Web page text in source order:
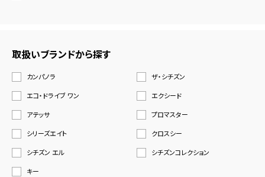
取扱いブランドから探す
カンパノラ
ザ・シチズン
エコ・ドライブ ワン
エクシード
アテッサ
プロマスター
シリーズエイト
クロスシー
シチズン エル
シチズンコレクション
キー